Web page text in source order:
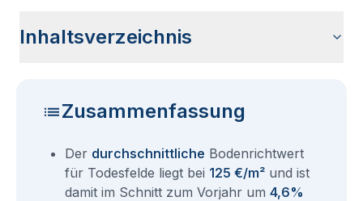
Inhaltsverzeichnis
Zusammenfassung
Der durchschnittliche Bodenrichtwert
für Todesfelde liegt bei 125 €/m² und ist
damit im Schnitt zum Vorjahr um 4,6%